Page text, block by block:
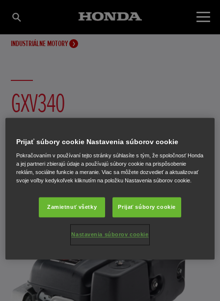
INDUSTRIÁLNE MOTORY
GXV340
Prijať súbory cookie Nastavenia súborov cookie
Pokračovaním v používaní tejto stránky súhlasíte s tým, že spoločnosť Honda
a jej partneri zbierajú údaje a používajú súbory cookie na prispôsobenie
reklám, sociálne funkcie a meranie. Viac sa môžete dozvedieť a aktualizovať
svoje voľby kedykoľvek kliknutím na položku Nastavenia súborov cookie.
Zamietnuť všetky Prijať súbory cookie
Nastavenia súborov cookie